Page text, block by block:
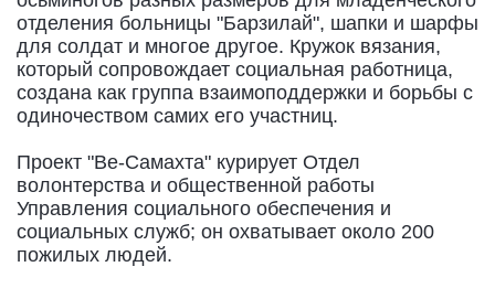
отделения больницы "Барзилай", шапки и шарфы
для солдат и многое другое. Кружок вязания,
который сопровождает социальная работница,
создана как группа взаимоподдержки и борьбы с
одиночеством самих его участниц.
Проект "Ве-Самахта" курирует Отдел
волонтерства и общественной работы
Управления социального обеспечения и
социальных служб; он охватывает около 200
пожилых людей.